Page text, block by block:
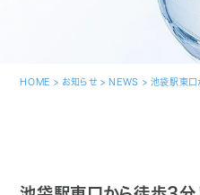
HOME > お知らせ> NEWS > 池袋駅東口か